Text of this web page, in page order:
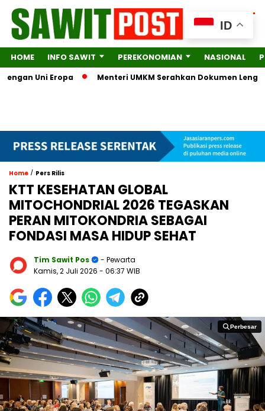
HOME INFO SAWIT PEREKONOMIAN NASIONAL
Uni Eropa Menteri UMKM Serahkan Dokumen Lengkap ke
Home / Pers Rilis
KTT KESEHATAN GLOBAL
MITOCHONDRIAL 2026 TEGASKAN
PERAN MITOKONDRIA SEBAGAI
FONDASI MASA HIDUP SEHAT
Tim Sawit Pos
- Pewarta
Kamis, 2 Juli 2026 - 06:37 WIB
Perbesar
Perbesar
ID